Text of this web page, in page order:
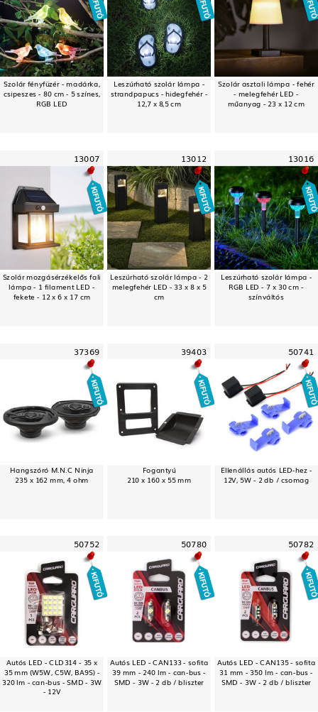
Szolár fényfüzér - madárka,
csipeszes - 80 cm - 5 színes,
RGB LED
Leszúrható szolár lámpa -
strandpapucs - hidegfehér -
12,7 x 8,5 cm
Szolár asztali lámpa - fehér
- melegfehér LED -
műanyag - 23 x 12 cm
13007
Szolár mozgásérzékelős fali
lámpa - 1 filament LED -
fekete - 12 x 6 x 17 cm
13012
Leszúrható szolár lámpa - 2
melegfehér LED - 33 x 8 x 5
cm
13016
Leszúrható szolár lámpa -
RGB LED - 7 x 30 cm -
színváltós
37369
Hangszóró M.N.C Ninja
235 x 162 mm, 4 ohm
39403
Fogantyú
210 x 160 x 55 mm
50741
Ellenállás autós LED-hez -
12V, 5W - 2 db / csomag
50752
Autós LED - CLD314 - 35 x
35 mm (W5W, C5W, BA9S) -
320 lm - can-bus - SMD - 3W
- 12V
50780
Autós LED - CAN133 - sofita
39 mm - 240 lm - can-bus -
SMD - 3W - 2 db / bliszter
50782
Autós LED - CAN135 - sofita
31 mm - 350 lm - can-bus -
SMD - 3W - 2 db / bliszter